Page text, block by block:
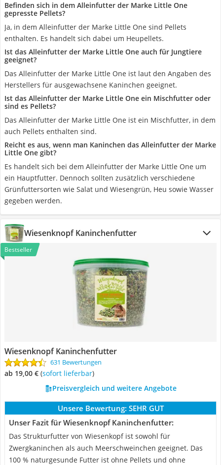
Befinden sich in dem Alleinfutter der Marke Little One
gepresste Pellets?
Ja, in dem Alleinfutter der Marke Little One sind Pellets
enthalten. Es handelt sich dabei um Heupellets.
Ist das Alleinfutter der Marke Little One auch für Jungtiere
geeignet?
Das Alleinfutter der Marke Little One ist laut den Angaben des
Herstellers für ausgewachsene Kaninchen geeignet.
Ist das Alleinfutter der Marke Little One ein Mischfutter oder
sind es Pellets?
Das Alleinfutter der Marke Little One ist ein Mischfutter, in dem
auch Pellets enthalten sind.
Reicht es aus, wenn man Kaninchen das Alleinfutter der Marke
Little One gibt?
Es handelt sich bei dem Alleinfutter der Marke Little One um
ein Hauptfutter. Dennoch sollten zusätzlich verschiedene
Grünfuttersorten wie Salat und Wiesengrün, Heu sowie Wasser
gegeben werden.
Wiesenknopf Kaninchenfutter
Bestseller
Wiesenknopf Kaninchenfutter
631 Bewertungen
ab 19,00 € ( Sofort lieferbar)
Preisvergleich und weitere Angebote
Unsere Bewertung: SEHR GUT
Unser Fazit für Wiesenknopf Kaninchenfutter:
Das Strukturfutter von Wiesenkopf ist sowohl für
Zwergkaninchen als auch Meerschweinchen geeignet. Das
100 % naturgesunde Futter ist ohne Pellets und ohne